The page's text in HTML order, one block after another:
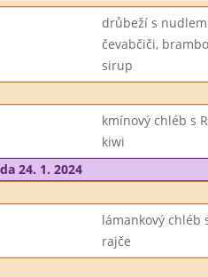
drůbeží s
čevabčiči,
sirup
kmínový chléb s
kiwi
24. 1. 2024
lámankový chléb
rajče